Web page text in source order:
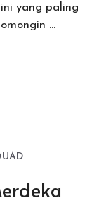
yang paling
…